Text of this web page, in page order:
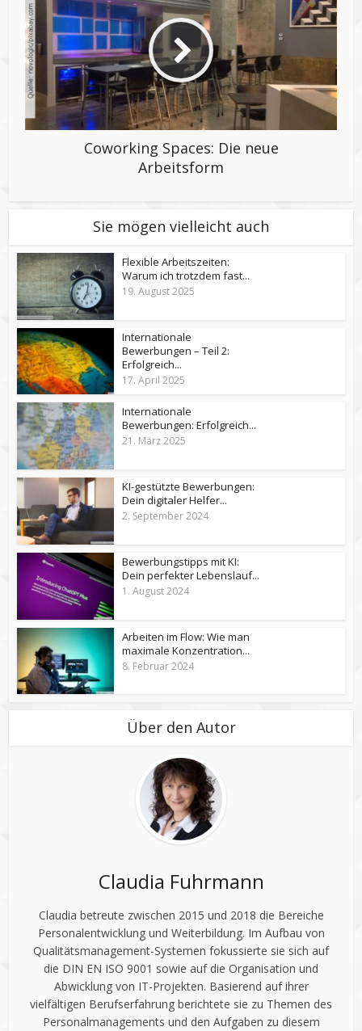
Coworking Spaces: Die neue
Arbeitsform
Sie mögen vielleicht auch
Flexible Arbeitszeiten:
Warum ich trotzdem fast...
19. August 2025
Internationale
Bewerbungen – Teil 2:
Erfolgreich...
17. April 2025
Internationale
Bewerbungen: Erfolgreich...
21. März 2025
KI-gestützte Bewerbungen:
Dein digitaler Helfer...
2. September 2024
Bewerbungstipps mit KI:
Dein perfekter Lebenslauf...
1. August 2024
Arbeiten im Flow: Wie man
maximale Konzentration...
8. Februar 2024
Über den Autor
Claudia Fuhrmann
Claudia betreute zwischen 2015 und 2018 die Bereiche
Personalentwicklung und Weiterbildung. Im Aufbau von
Qualitätsmanagement-Systemen fokussierte sie sich auf
die DIN EN ISO 9001 sowie auf die Organisation und
Abwicklung von IT-Projekten. Basierend auf ihrer
vielfältigen Berufserfahrung berichtete sie zu Themen des
Personalmanagements und den Aufgaben zu diesem